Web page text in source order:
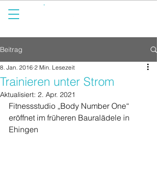
Beitrag
Trainieren unter Strom
8. Jan. 2016 2 Min. Lesezeit
Aktualisiert: 2. Apr. 2021
Fitnessstudio „Body Number One“
eröffnet im früheren Bauralädele in
Ehingen